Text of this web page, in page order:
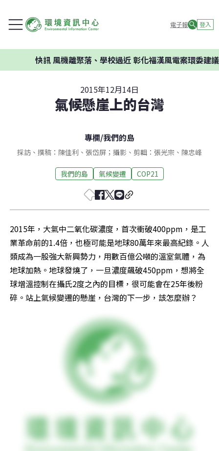
電子報 登入
風機離聚落、學校過近 彰化福漢風電案環委建議不應開發
2015年12月14日
氣候懸崖上的台灣
專欄/我們的島
採訪、撰稿：陳佳利、張岱屏；攝影、剪輯：張光宗、陳忠峰
我們的島 氣候變遷 COP21
2015年，大氣中二氧化碳濃度，首次衝破400ppm，是工
業革命前的1.4倍，也極可能是地球80萬年來最高紀錄。人
類成為一股強大新興勢力，用數百億公噸的溫室氣體，為
地球加熱。地球發燒了，一旦濃度飆破450ppm，想將全
球增溫控制在攝氏2度之內的目標，很可能會在25年後粉
碎。站上氣候變遷的懸崖，台灣的下一步，該怎麼辦？